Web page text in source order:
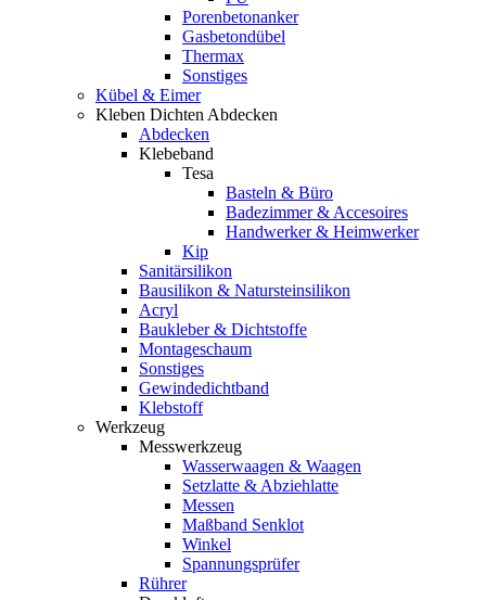
Porenbetonanker
Gasbetondübel
Thermax
Sonstiges
Kübel & Eimer
Kleben Dichten Abdecken
Abdecken
Klebeband
Tesa
Basteln & Büro
Badezimmer & Accesoires
Handwerker & Heimwerker
Kip
Sanitärsilikon
Bausilikon & Natursteinsilikon
Acryl
Baukleber & Dichtstoffe
Montageschaum
Sonstiges
Gewindedichtband
Klebstoff
Werkzeug
Messwerkzeug
Wasserwaagen & Waagen
Setzlatte & Abziehlatte
Messen
Maßband Senklot
Winkel
Spannungsprüfer
Rührer